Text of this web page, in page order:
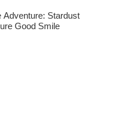
Adventure: Stardust
Good Smile